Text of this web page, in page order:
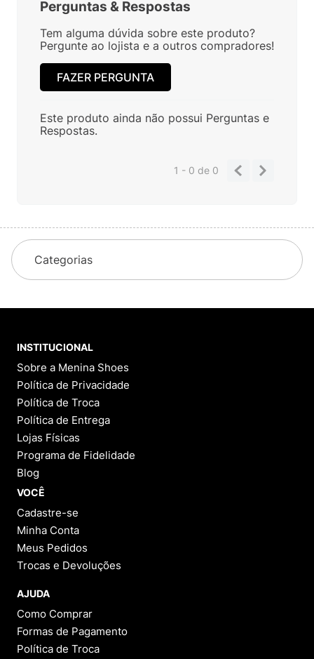
Perguntas & Respostas
Tem alguma dúvida sobre este produto?
Pergunte ao lojista e a outros compradores!
FAZER PERGUNTA
Este produto ainda não possui Perguntas e
Respostas.
1 - 0de 0
Categorias
INSTITUCIONAL
Sobre a Menina Shoes
Política de Privacidade
Política de Troca
Política de Entrega
Lojas Físicas
Programa de Fidelidade
Blog
VOCÊ
Cadastre-se
Minha Conta
Meus Pedidos
Trocas e Devoluções
AJUDA
Como Comprar
Formas de Pagamento
Política de Troca